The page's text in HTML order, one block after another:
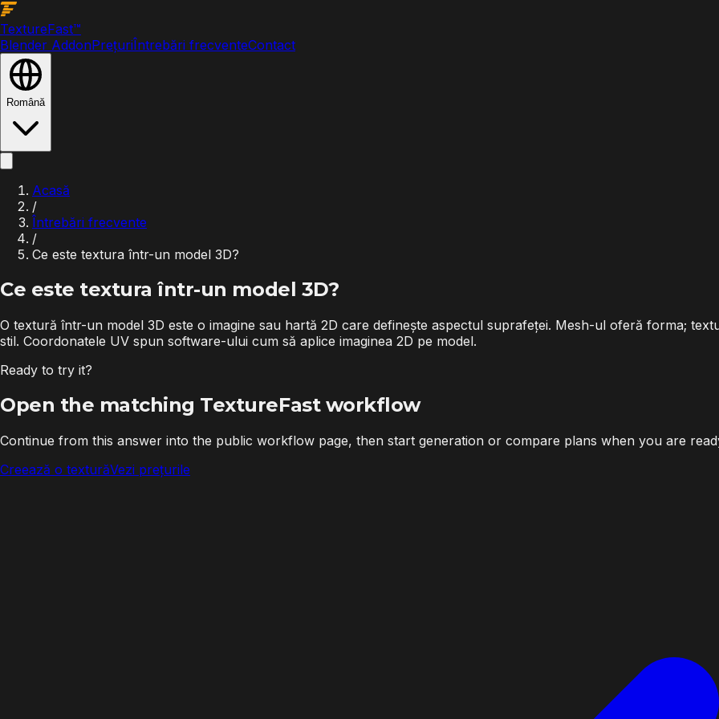
TextureFast™
Blender AddonPrețuriÎntrebări frecventeContact
Română
Acasă
/
Întrebări frecvente
/
Ce este textura într-un model 3D?
Ce este textura într-un model 3D?
O textură într-un model 3D este o imagine sau hartă 2D care definește aspectul suprafeței. Mesh-ul oferă forma;
stil. Coordonatele UV spun software-ului cum să aplice imaginea 2D pe model.
Ready to try it?
Open the matching TextureFast workflow
Continue from this answer into the public workflow page, then start generation or compare plans when you are
Creează o texturăVezi prețurile